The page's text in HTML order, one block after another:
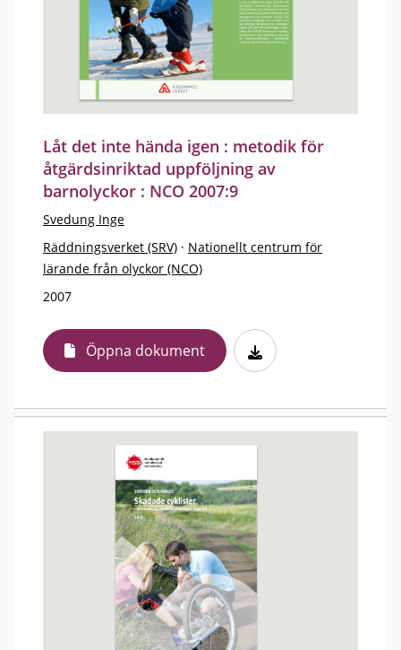
Låt det inte hända igen : metodik för
åtgärdsinriktad uppföljning av
barnolyckor : NCO 2007:9
Svedung Inge
Räddningsverket (SRV) · Nationellt centrum för
lärande från olyckor (NCO)
2007
Öppna dokument